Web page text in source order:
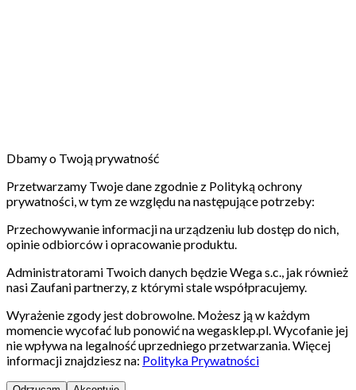
Dbamy o Twoją prywatność
Przetwarzamy Twoje dane zgodnie z Polityką ochrony
prywatności, w tym ze względu na następujące potrzeby:
Przechowywanie informacji na urządzeniu lub dostęp do nich,
opinie odbiorców i opracowanie produktu.
Administratorami Twoich danych będzie Wega s.c., jak również
nasi Zaufani partnerzy, z którymi stale współpracujemy.
Wyrażenie zgody jest dobrowolne. Możesz ją w każdym
momencie wycofać lub ponowić na wegasklep.pl. Wycofanie jej
nie wpływa na legalność uprzedniego przetwarzania. Więcej
informacji znajdziesz na: Polityka Prywatności